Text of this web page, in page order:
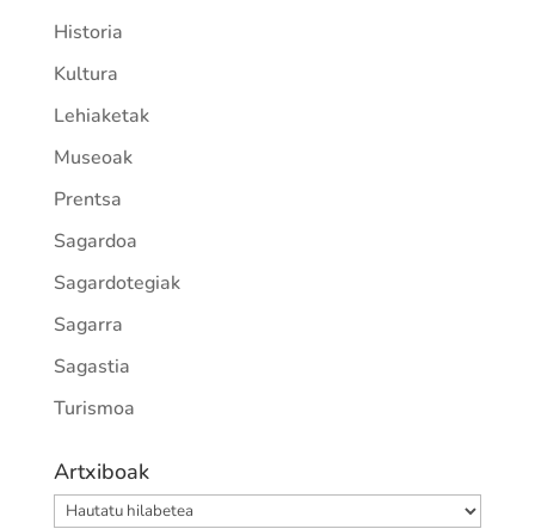
Historia
Kultura
Lehiaketak
Museoak
Prentsa
Sagardoa
Sagardotegiak
Sagarra
Sagastia
Turismoa
Artxiboak
Artxiboak